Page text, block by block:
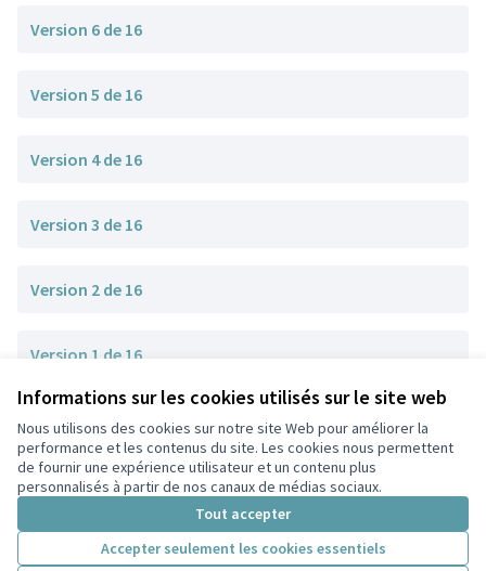
Informations sur les cookies utilisés sur le site web
Nous utilisons des cookies sur notre site Web pour améliorer la
performance et les contenus du site. Les cookies nous permettent
de fournir une expérience utilisateur et un contenu plus
personnalisés à partir de nos canaux de médias sociaux.
Tout accepter
Accepter seulement les cookies essentiels
Version 6 de 16
Version 5 de 16
Version 4 de 16
Version 3 de 16
Version 2 de 16
Version 1 de 16
Conditions d'utilisation
Paramètres des cookies
Participez Villeurbanne sur X
(Lien externe)
Participez Villeurbanne sur Facebook
Participez Villeurbanne sur Instagram
Participez Villeurbanne sur YouTube
(Lien externe)